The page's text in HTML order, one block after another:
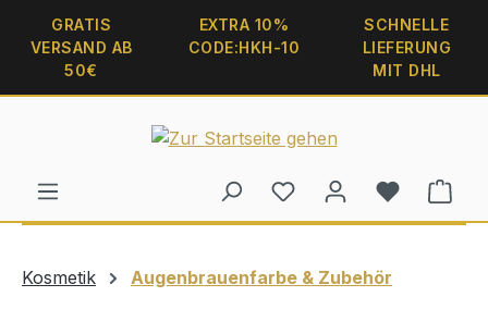
springen
GRATIS
VERSAND AB
50€
EXTRA 10%
CODE:HKH-10
SCHNELLE
LIEFERUNG
MIT DHL
Kosmetik Augenbrauenfarbe & Zubehör